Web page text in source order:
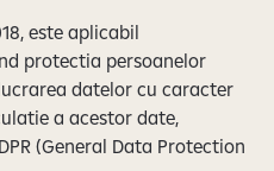
O
n
l
i
n
t
este aplicabil
protectia persoanelor
datelor cu caracter
a acestor date,
(General Data Protection